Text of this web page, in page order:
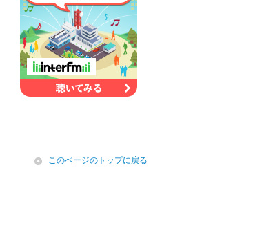
icon
このページのトップに戻る